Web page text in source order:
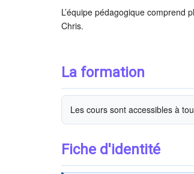
L’équipe pédagogique comprend
Chris.
La formation
Les cours sont accessibles à
Fiche d'identité